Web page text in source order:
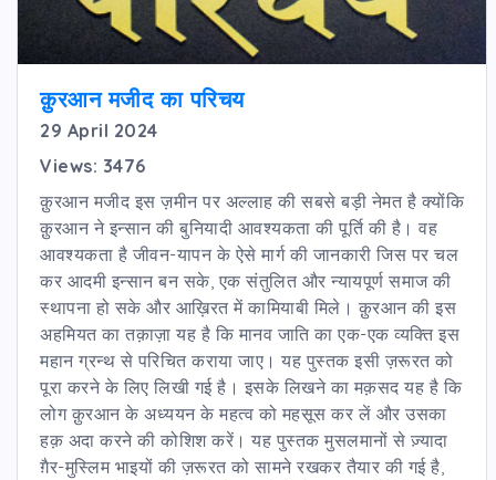
क़ुरआन मजीद का परिचय
29 April 2024
Views: 3476
क़ुरआन मजीद इस ज़मीन पर अल्लाह की सबसे बड़ी नेमत है क्योंकि
क़ुरआन ने इन्सान की बुनियादी आवश्यकता की पूर्ति की है। वह
आवश्यकता है जीवन-यापन के ऐसे मार्ग की जानकारी जिस पर चल
कर आदमी इन्सान बन सके, एक संतुलित और न्यायपूर्ण समाज की
स्थापना हो सके और आख़िरत में कामियाबी मिले। क़ुरआन की इस
अहमियत का तक़ाज़ा यह है कि मानव जाति का एक-एक व्यक्ति इस
महान ग्रन्थ से परिचित कराया जाए। यह पुस्तक इसी ज़रूरत को
पूरा करने के लिए लिखी गई है। इसके लिखने का मक़सद यह है कि
लोग क़ुरआन के अध्ययन के महत्व को महसूस कर लें और उसका
हक़ अदा करने की कोशिश करें। यह पुस्तक मुसलमानों से ज़्यादा
ग़ैर-मुस्लिम भाइयों की ज़रूरत को सामने रखकर तैयार की गई है,